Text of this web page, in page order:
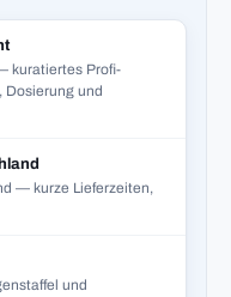
kuratiertes Profi-
Dosierung und
— kurze Lieferzeiten,
und